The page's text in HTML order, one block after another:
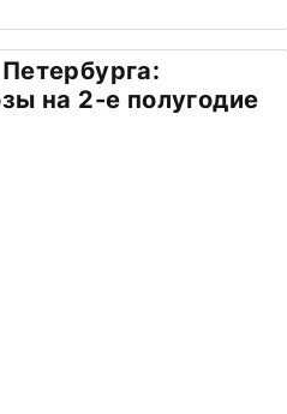
на 2-е полугодие